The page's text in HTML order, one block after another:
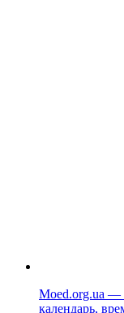
Moed.org.ua —
календарь,